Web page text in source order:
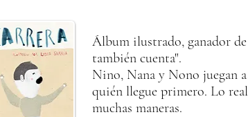
Álbum ilustrado, ganador
también cuenta".
Nino, Nana y Nono juegan
quién llegue primero. Lo
muchas maneras.